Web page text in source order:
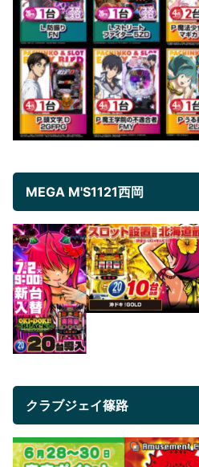
MEGA M'S1121西岡
クラブジェイ篠路